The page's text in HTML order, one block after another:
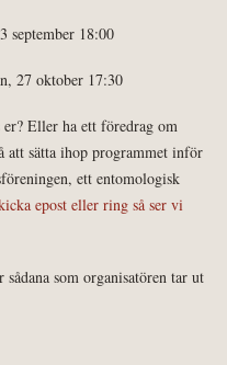
18:00
27 oktober 17:30
Eller ha ett föredrag om
sätta ihop programmet inför
ett entomologisk
epost eller ring så ser vi
sådana som organisatören tar ut